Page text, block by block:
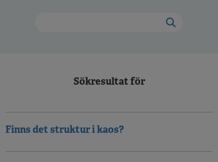
Sökresultat för
Finns det struktur i kaos?